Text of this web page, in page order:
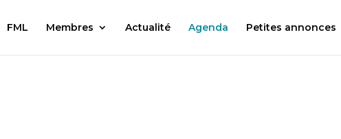
FML Membres Actualité Agenda Petites annonces